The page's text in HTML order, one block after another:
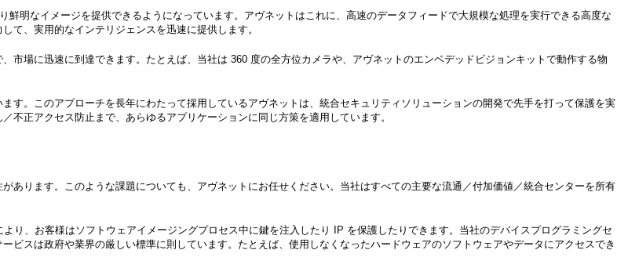
明なイメージを提供できるようになっています。アヴネットはこれに、高速のデータフィードで大規模な処理を実行できる高度な
て、実用的なインテリジェンスを迅速に提供します。
市場に迅速に到達できます。たとえば、当社は 360 度の全方位カメラや、アヴネットのエンベデッドビジョンキットで動作する物
す。このアプローチを長年にわたって採用しているアヴネットは、統合セキュリティソリューションの開発で先手を打って保護を実
正アクセス防止まで、あらゆるアプリケーションに同じ方策を適用しています。
あります。このような課題についても、アヴネットにお任せください。当社はすべての主要な流通／付加価値／統合センターを所有
り、お客様はソフトウェアイメージングプロセス中に鍵を注入したり IP を保護したりできます。当社のデバイスプログラミングセ
ビスは政府や業界の厳しい標準に則しています。たとえば、使用しなくなったハードウェアのソフトウェアやデータにアクセスでき